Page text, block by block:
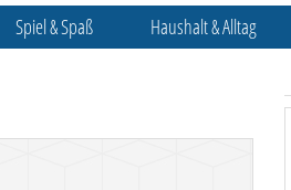
Spiel & Spaß Haushalt & Alltag